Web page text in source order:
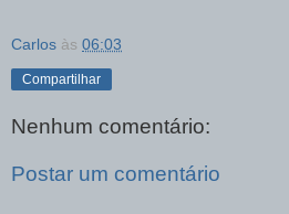
Carlos às 06:03
Compartilhar
Nenhum comentário:
Postar um comentário